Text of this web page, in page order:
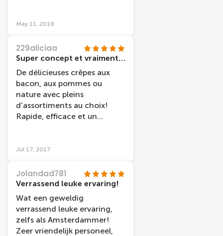
sucré)
May 11, 2018
229aliciaa
Super concept et vraiment un régal!
De délicieuses crêpes aux
bacon, aux pommes ou
nature avec pleins
d'assortiments au choix!
Rapide, efficace et un
problème!!!
Jul 17, 2017
Jolandad781
Verrassend leuke ervaring!
Wat een geweldig
verrassend leuke ervaring,
zelfs als Amsterdammer!
Zeer vriendelijk personeel,